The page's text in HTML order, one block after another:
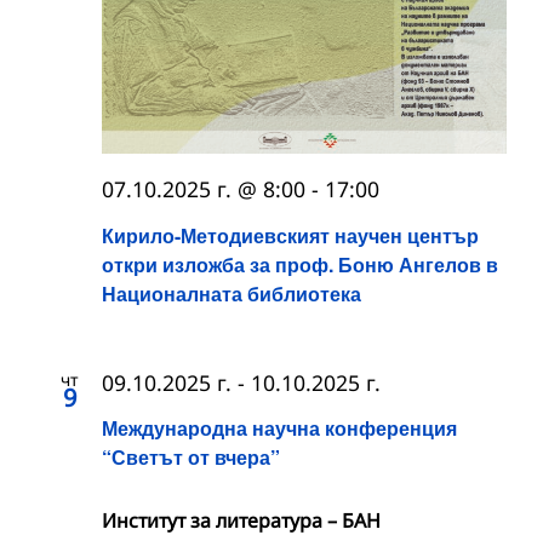
Кирило-Методиевският научен център
откри изложба за проф. Боню Ангелов в
Националната библиотека
07.10.2025 г. @ 8:00 - 17:00
чт
9
Международна научна конференция
“Светът от вчера”
09.10.2025 г. - 10.10.2025 г.
Институт за литература – БАН